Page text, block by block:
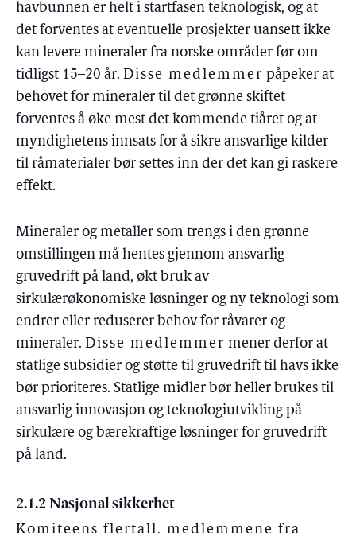
havbunnen er helt i startfasen teknologisk, og at
det forventes at eventuelle prosjekter uansett ikke
kan levere mineraler fra norske områder før om
tidligst 15–20 år. Disse medlemmer påpeker at
behovet for mineraler til det grønne skiftet
forventes å øke mest det kommende tiåret og at
myndighetens innsats for å sikre ansvarlige kilder
til råmaterialer bør settes inn der det kan gi raskere
effekt.
Mineraler og metaller som trengs i den grønne
omstillingen må hentes gjennom ansvarlig
gruvedrift på land, økt bruk av
sirkulærøkonomiske løsninger og ny teknologi som
endrer eller reduserer behov for råvarer og
mineraler. Disse medlemmer mener derfor at
statlige subsidier og støtte til gruvedrift til havs ikke
bør prioriteres. Statlige midler bør heller brukes til
ansvarlig innovasjon og teknologiutvikling på
sirkulære og bærekraftige løsninger for gruvedrift
på land.
2.1.2 Nasjonal sikkerhet